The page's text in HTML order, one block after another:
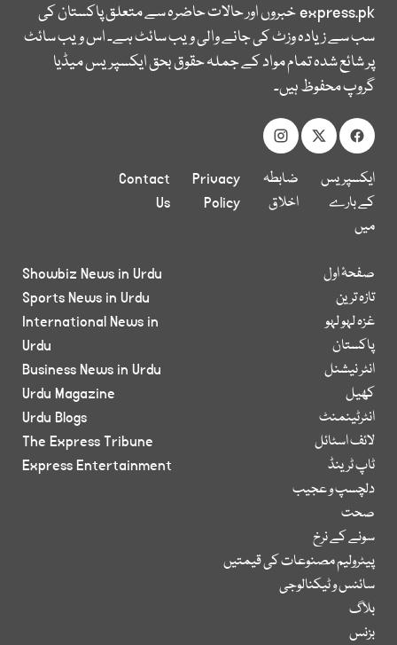
express.pkخبروں اور حالات حاضرہ سے متعلق پاکستان کی
سب سے زیادہ وزٹ کی جانے والی ویب سائٹ ہے۔ اس ویب سائٹ
پر شائع شدہ تمام مواد کے جملہ حقوق بحق ایکسپریس میڈیا
گروپ محفوظ ہیں۔
ایکسپریس
کے بارے
میں
ضابطہ
اخلاق
Privacy
Policy
Contact
Us
صفحۂ اول
تازہ ترین
غزہ لہو لہو
پاکستان
انٹر نیشنل
کھیل
انٹرٹینمنٹ
لائف اسٹائل
ٹاپ ٹرینڈ
دلچسپ و عجیب
صحت
سونے کے نرخ
پیٹرولیم مصنوعات کی قیمتیں
سائنس و ٹیکنالوجی
بلاگ
بزنس
Showbiz News in Urdu
Sports News in Urdu
International News in
Urdu
Business News in Urdu
Urdu Magazine
Urdu Blogs
The Express Tribune
Express Entertainment